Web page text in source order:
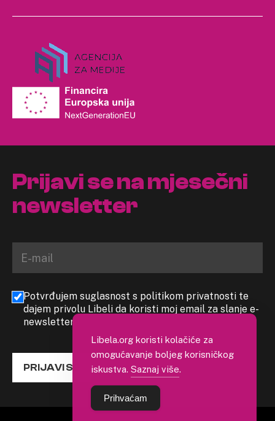
Prijavi se na mjesečni
newsletter
Potvrđujem suglasnost s politikom privatnosti te
dajem privolu Libeli da koristi moj email za slanje e-
newslettera
PRIJAVI SE
Libela.org koristi kolačiće za
omogućavanje boljeg korisničkog
iskustva. Saznaj više.
Prihvaćam